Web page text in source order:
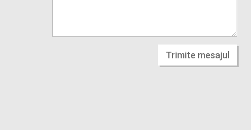
Trimite mesajul